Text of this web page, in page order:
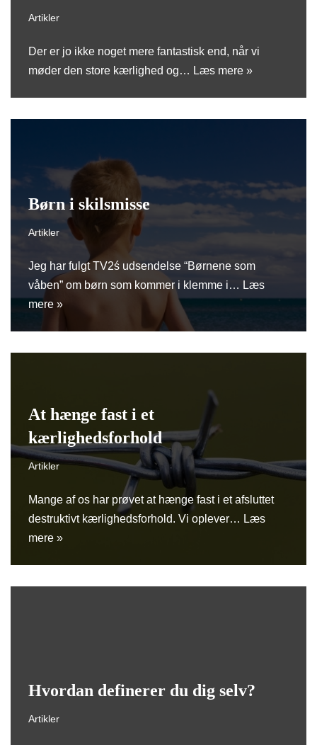
Artikler
Der er jo ikke noget mere fantastisk end, når vi
møder den store kærlighed og… Læs mere »
Børn i skilsmisse
Artikler
Jeg har fulgt TV2ś udsendelse “Børnene som
våben” om børn som kommer i klemme i… Læs
mere »
At hænge fast i et
kærlighedsforhold
Artikler
Mange af os har prøvet at hænge fast i et afsluttet
destruktivt kærlighedsforhold. Vi oplever… Læs
mere »
Hvordan definerer du dig selv?
Artikler